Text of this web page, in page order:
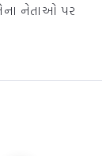
નેતાઓ પર